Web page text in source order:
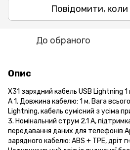
Повідомити, коли
До обраного
Опис
X31 зарядний кабель USB Lightning 1
А 1. Довжина кабелю: 1 м. Вага
Lightning, кабель сумісний з усіма
3. Номінальний струм 2.1 А,
передавання даних для телефонів
зарядного кабелю: ABS + TPE, дріт